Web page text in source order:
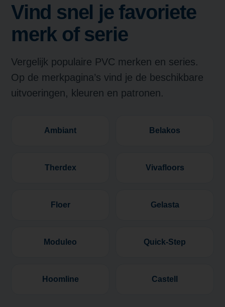
Vind snel je favoriete
merk of serie
Vergelijk populaire PVC merken en series.
Op de merkpagina’s vind je de beschikbare
uitvoeringen, kleuren en patronen.
Ambiant Belakos
Therdex Vivafloors
Floer Gelasta
Moduleo Quick-Step
Hoomline Castell